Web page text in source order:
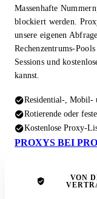
Massenhafte
blockiert werden.
unsere eigenen
Rechenzentrums-
Sessions und
kannst.
Residential-, Mobil-
Rotierende oder
Kostenlose Proxy-
PROXYS BEI
VON